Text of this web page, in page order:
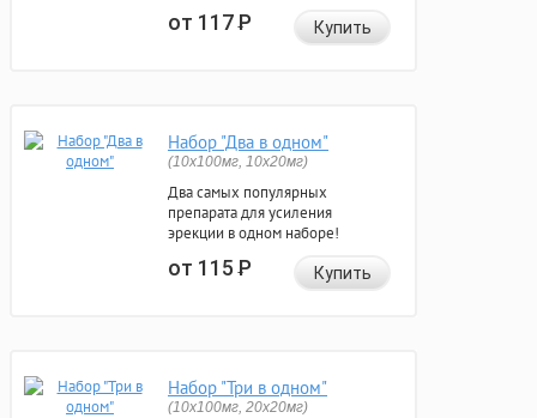
от 117Р Купить
Набор "Два в одном"
(10x100мг, 10x20мг)
Два самых популярных
препарата для усиления
эрекции в одном наборе!
от 115Р Купить
Набор "Три в одном"
(10x100мг, 20x20мг)